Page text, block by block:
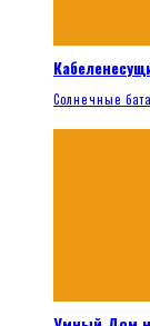
Солнечные